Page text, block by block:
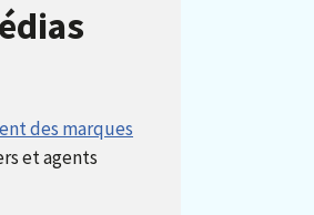
des marques
et agents